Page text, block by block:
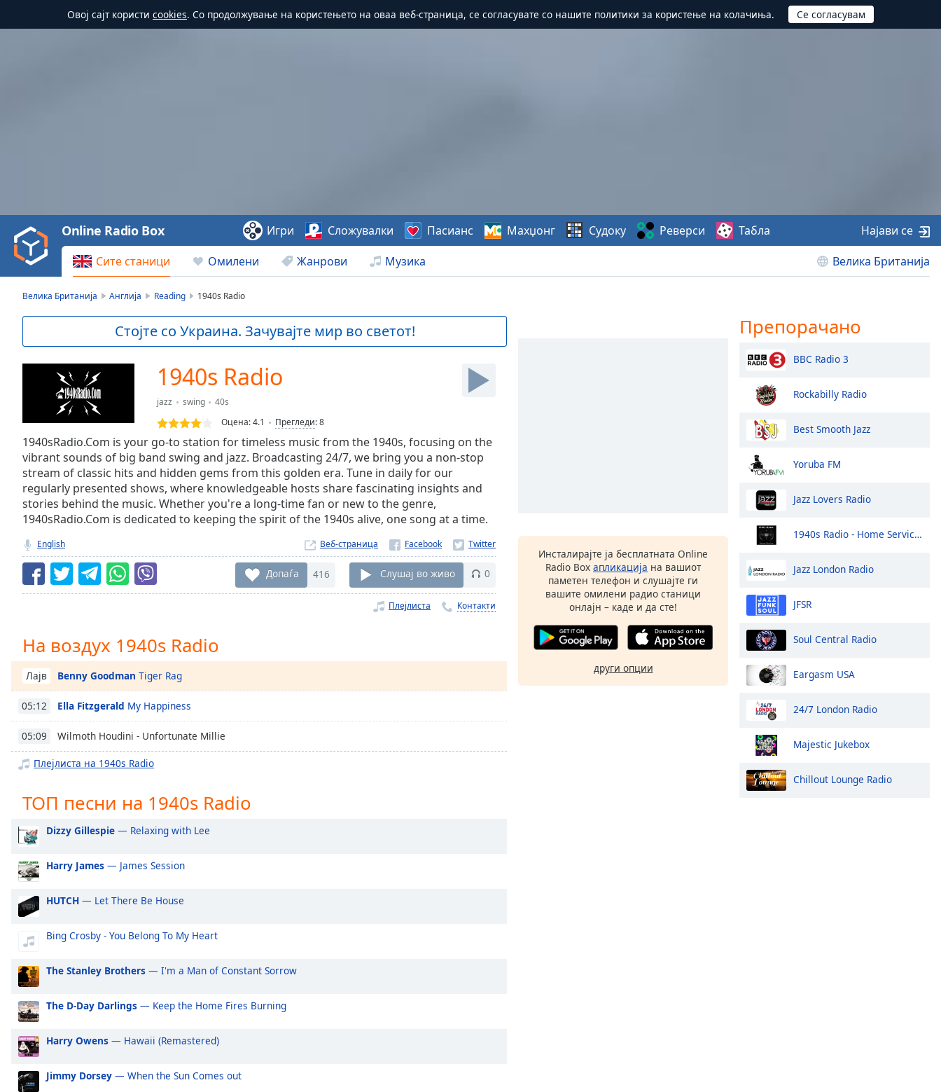
Овој сајт користи cookies. Со продолжување на користењето на оваа веб-страница, се согласувате со нашите политики за користење на колачиња.
Video
Play
Backward
Skip
Current
Duration-:-
Stream
TypeLIVE
Seek to
live,
currently
behind
LIVE
Remaining
Playback
Chapters
Descriptions
descriptions
selected
Subtitles
subtitles
settings ,
opens
subtitles
settings
dialog
off
selected
Audio
Picture-
Picture
Fullscreen
This
modal
Сите станици Омилени Жанрови Музика Велика Британија
Online Radio Box Игри Сложувалки Пасианс Махџонг Судоку Реверси Табла Најави се
Велика Британија Англија Reading 1940s Radio
Стојте со Украина. Зачувајте мир во светот!
1940s Radio
jazz swing
40s
Оцена:4.1 Прегледи:8
1940sRadio.Com is your go-to station for timeless music from the 1940s, focusing on the
vibrant sounds of big band swing and jazz. Broadcasting 24/7, we bring you a non-stop
stream of classic hits and hidden gems from this golden era. Tune in daily for our
regularly presented shows, where knowledgeable hosts share fascinating insights and
stories behind the music. Whether you're a long-time fan or new to the genre,
1940sRadio.Com is dedicated to keeping the spirit of the 1940s alive, one song at a time.
English Веб-страница
Допаѓа 416 Слушај во живо 0
Плејлиста Контакти
На воздух 1940s Radio
Лајв Benny Goodman Tiger Rag
05:12 Ella Fitzgerald My Happiness
05:09 Wilmoth Houdini - Unfortunate Millie
Плејлиста на 1940s Radio
ТОП песни на 1940s Radio
Dizzy Gillespie — Relaxing with Lee
Harry James — James Session
HUTCH — Let There Be House
Bing Crosby - You Belong To My Heart
The Stanley Brothers — I'm a Man of Constant Sorrow
The D-Day Darlings — Keep the Home Fires Burning
Harry Owens — Hawaii (Remastered)
Jimmy Dorsey — When the Sun Comes out
Инсталирајте ја бесплатната Online
Radio Box апликација на вашиот
паметен телефон и слушајте ги
вашите омилени радио станици
онлајн – каде и да сте!
други опции
Препорачано
BBC Radio 3
Rockabilly Radio
Best Smooth Jazz
Yoruba FM
Jazz Lovers Radio
1940s Radio - Home Service - Pumpkin FM
Jazz London Radio
JFSR
Soul Central Radio
Eargasm USA
24/7 London Radio
Majestic Jukebox
Chillout Lounge Radio